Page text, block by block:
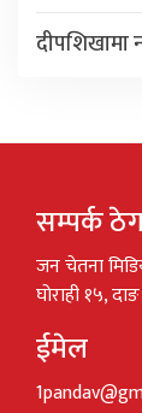
सम्पर्क
जन चेतना
घोराही १५, दाङ
ईमेल